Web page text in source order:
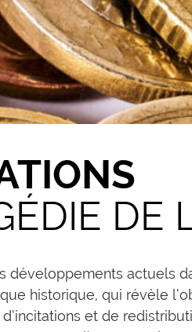
DE
développements actuels
historique, qui révèle
et de